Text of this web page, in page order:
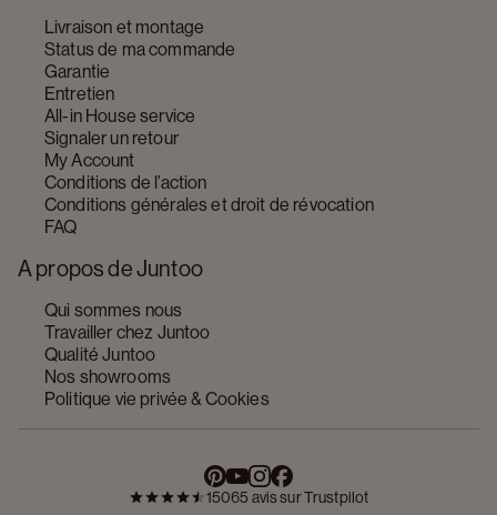
Livraison et montage
Status de ma commande
Garantie
Entretien
All-in House service
Signaler un retour
My Account
Conditions de l’action
Conditions générales et droit de révocation
FAQ
A propos de Juntoo
Qui sommes nous
Travailler chez Juntoo
Qualité Juntoo
Nos showrooms
Politique vie privée & Cookies
15065 avis sur Trustpilot